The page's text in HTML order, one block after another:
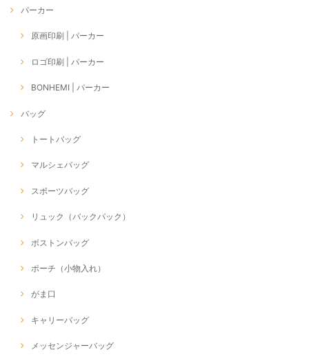
パーカー
原画印刷 | パーカー
ロゴ印刷 | パーカー
BONHEMI | パーカー
バッグ
トートバッグ
マルシェバッグ
スポーツバッグ
リュック（バックパック）
ボストンバッグ
ポーチ（小物入れ）
がま口
キャリーバッグ
メッセンジャーバッグ